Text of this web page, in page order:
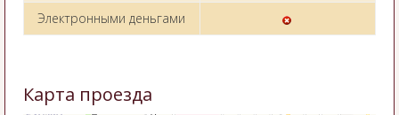
Электронными деньгами
Карта проезда